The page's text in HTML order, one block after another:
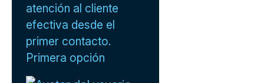
atención al cliente
efectiva desde el
primer contacto.
Primera opción